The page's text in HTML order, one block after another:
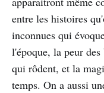
entre les histoires
inconnues qui
l'époque, la peur
qui rôdent, et la
temps. On a aussi